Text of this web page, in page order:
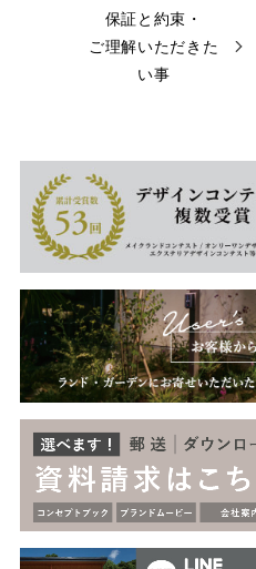
保証と約束・
ご理解いただきた
い事